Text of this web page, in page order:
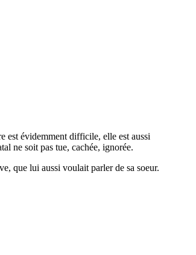
est évidemment difficile, elle est aussi
ne soit pas tue, cachée, ignorée.
que lui aussi voulait parler de sa soeur.